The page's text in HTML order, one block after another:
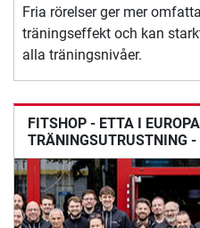
Fria rörelser ger mer
träningseffekt och kan
alla träningsnivåer.
FITSHOP - ETTA I
TRÄNINGSUTRUSTNING -